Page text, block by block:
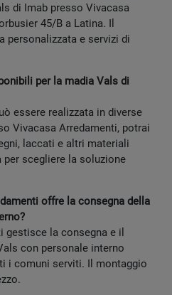
di Imab presso Vivacasa
45/B a Latina. Il
personalizzata e servizi di
per la madia Vals di
essere realizzata in diverse
Vivacasa Arredamenti, potrai
laccati e altri materiali
scegliere la soluzione
offre la consegna della
gestisce la consegna e il
con personale interno
i comuni serviti. Il montaggio